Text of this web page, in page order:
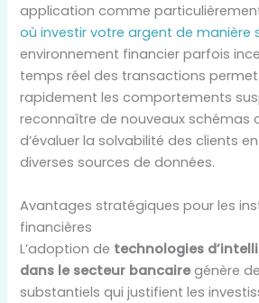
application comme
où investir votre argent de manière
environnement financier parfois
temps réel des transactions permet
rapidement les comportements
reconnaître de nouveaux schémas
d’évaluer la solvabilité des clients
diverses sources de données.
Avantages stratégiques pour les
financières
L’adoption de technologies
dans le secteur bancairegénère
substantiels qui justifient les